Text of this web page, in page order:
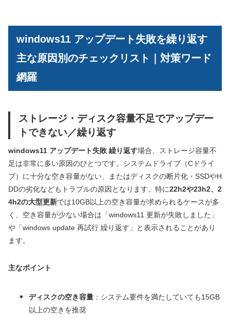
windows11 アップデート失敗を繰り返す
主な原因別のチェックリスト｜対策ワード
網羅
ストレージ・ディスク容量不足でアップデー
トできない／繰り返す
windows11 アップデート失敗 繰り返す場合、ストレージ容量不
足は非常に多い原因のひとつです。システムドライブ（Cドライ
ブ）に十分な空き容量がない、またはディスクの断片化・SSDやH
DDの劣化などもトラブルの原因となります。特に22h2や23h2、2
4h2の大型更新では10GB以上の空き容量が求められるケースが多
く、空き容量が少ない場合は「windows11 更新が失敗しました」
や「windows update 再試行 繰り返す」と表示されることがあり
ます。
主なポイント
ディスクの空き容量 ：システム要件を満たしていても15GB
以上の空きを推奨